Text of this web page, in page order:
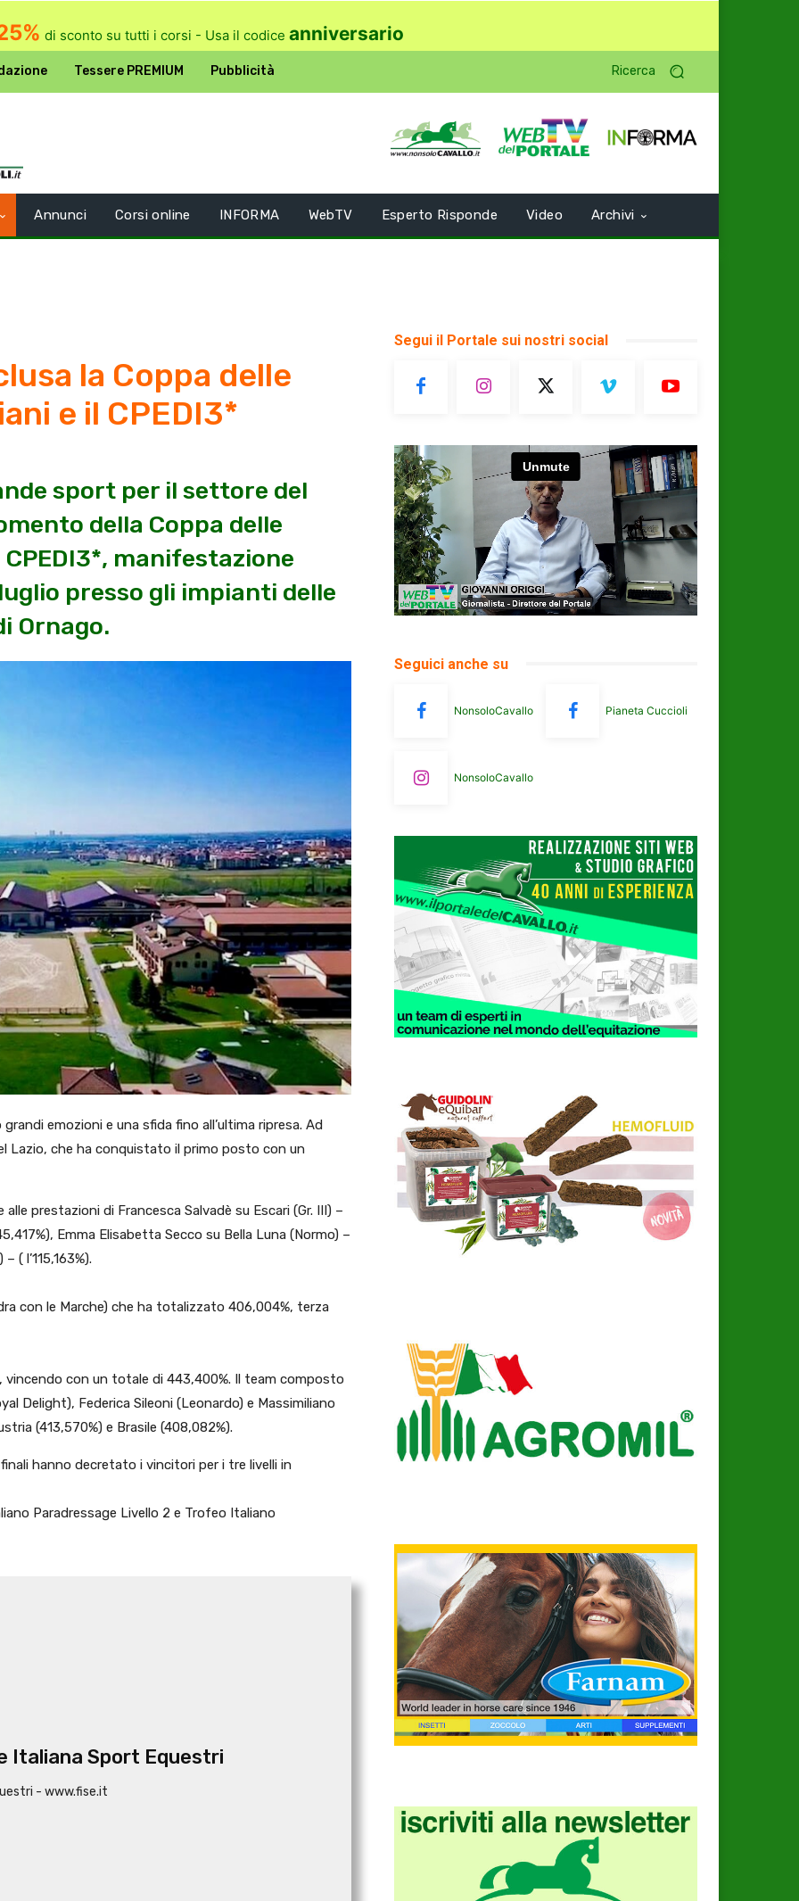
di sconto su tutti i corsi - Usa il codice anniversario
Tessere PREMIUM Pubblicità Ricerca
Annunci Corsi online INFORMA WebTV Esperto Risponde Video Archivi
la Coppa delle
e il CPEDI3*
sport per il settore del
della Coppa delle
manifestazione
presso gli impianti delle
Ornago.
emozioni e una sfida fino all’ultima ripresa. Ad
Lazio, che ha conquistato il primo posto con un
prestazioni di Francesca Salvadè su Escari (Gr. III) –
Emma Elisabetta Secco su Bella Luna (Normo) –
( l’115,163%).
con le Marche) che ha totalizzato 406,004%, terza
vincendo con un totale di 443,400%. Il team composto
Delight), Federica Sileoni (Leonardo) e Massimiliano
(413,570%) e Brasile (408,082%).
hanno decretato i vincitori per i tre livelli in
Paradressage Livello 2 e Trofeo Italiano
Italiana Sport Equestri
- www.fise.it
Segui il Portale sui nostri social
Seguici anche su
NonsoloCavallo Pianeta Cuccioli
NonsoloCavallo